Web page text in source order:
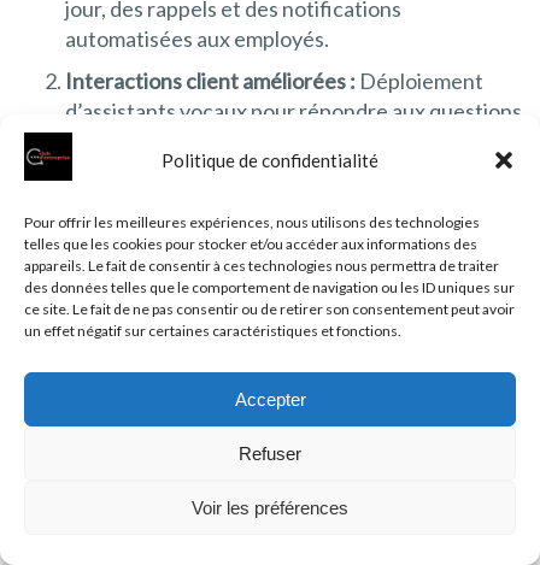
Politique de confidentialité
Pour offrir les meilleures expériences, nous utilisons des technologies
telles que les cookies pour stocker et/ou accéder aux informations des
appareils. Le fait de consentir à ces technologies nous permettra de traiter
des données telles que le comportement de navigation ou les ID uniques sur
ce site. Le fait de ne pas consentir ou de retirer son consentement peut avoir
un effet négatif sur certaines caractéristiques et fonctions.
Accepter
Refuser
Voir les préférences
jour, des rappels et des notifications
automatisées aux employés.
Interactions client améliorées : Déploiement
d’assistants vocaux pour répondre aux questions
des clients, gérer les requêtes et offrir un
support personnalisé.
Formation et développement :
Utilisation de la
voix pour diffuser des formations interactives et
des modules d’apprentissage aux employés.
Par exemple,SalesforceetIBMont développé des
solutions qui intègrent les assistants vocaux dans leurs
plateformes CRM, permettant aux équipes de vente
d’accéder rapidement aux informations clients, de
mettre à jour les données en temps réel et de recevoir